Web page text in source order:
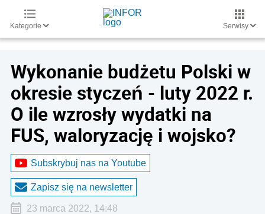
Kategorie Serwisy
Wykonanie budżetu Polski w
okresie styczeń - luty 2022 r.
O ile wzrosły wydatki na
FUS, waloryzację i wojsko?
Subskrybuj nas na Youtube
Zapisz się na newsletter
23 marca 2022, 14:48